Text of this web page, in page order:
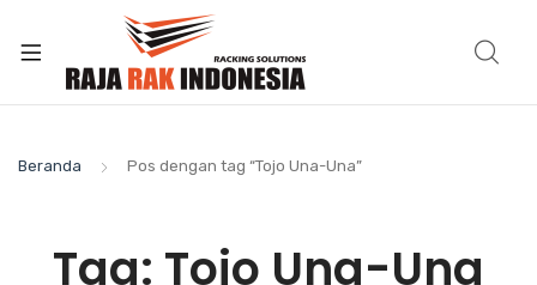
Beranda Pos dengan tag “Tojo Una-Una”
Tag: Tojo Una-Una